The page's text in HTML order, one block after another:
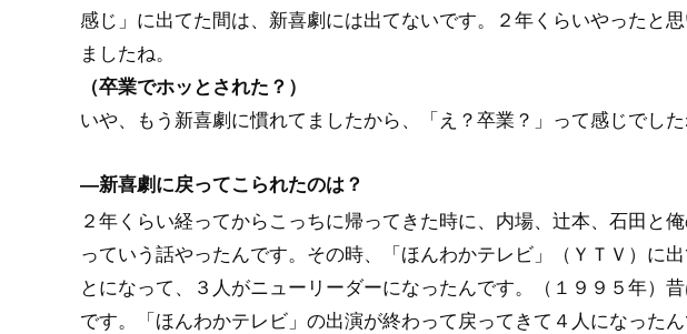
感じ」に出てた間は、新喜劇には出てないです。２年くらいやったと
ましたね。
（卒業でホッとされた？）
いや、もう新喜劇に慣れてましたから、「え？卒業？」って感じでした
―新喜劇に戻ってこられたのは？
２年くらい経ってからこっちに帰ってきた時に、内場、辻本、石田と
っていう話やったんです。その時、「ほんわかテレビ」（ＹＴＶ）に
とになって、３人がニューリーダーになったんです。（１９９５年）
です。「ほんわかテレビ」の出演が終わって戻ってきて４人になった